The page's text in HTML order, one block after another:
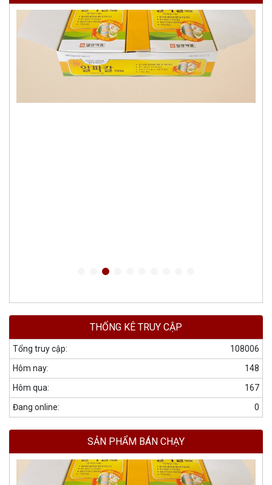
THỐNG KÊ TRUY CẬP
108006
Tổng truy cập:
148
Hôm nay:
167
Hôm qua:
0
Đang online:
SẢN PHẨM BÁN CHẠY